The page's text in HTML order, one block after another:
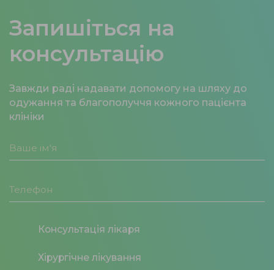
Запишіться на
консультацію
Завжди раді надавати допомогу на шляху до
одужання та благополуччя кожного пацієнта
клініки
Консультація лікаря
Хірургічне лікування